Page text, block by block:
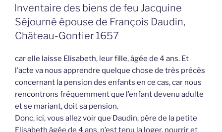
LE
Inventaire des biens de feu Jacquine
Séjourné épouse de François Daudin,
Château-Gontier 1657
car elle laisse Elisabeth, leur fille, âgée de 4 ans. Et
l’acte va nous apprendre quelque chose de très précès
concernant la pension des enfants en ce cas, car nous
rencontrons fréquemment que l’enfant devenu adulte
et se mariant, doit sa pension.
Donc, ici, vous allez voir que Daudin, père de la petite